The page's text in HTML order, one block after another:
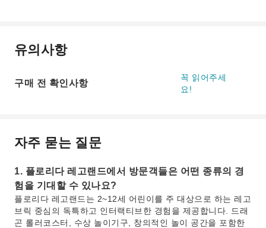
유의사항
구매 전 확인사항
꼭 읽어주세
요!
자주 묻는 질문
1. 플로리다 레고랜드에서 방문객들은 어떤 종류의 경
험을 기대할 수 있나요?
플로리다 레고랜드는 2~12세 어린이를 주 대상으로 하는 레고
브릭 중심의 독특하고 인터랙티브한 경험을 제공합니다. 드래
곤 롤러코스터, 수상 놀이기구, 창의적인 놀이 공간을 포함한